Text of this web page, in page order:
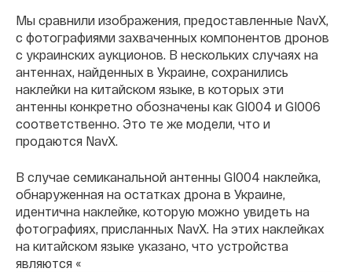
Мы сравнили изображения, предоставленные NavX,
с фотографиями захваченных компонентов дронов
с украинских аукционов. В нескольких случаях на
антеннах, найденных в Украине, сохранились
наклейки на китайском языке, в которых эти
антенны конкретно обозначены как GI004 и GI006
соответственно. Это те же модели, что и
продаются NavX.
В случае семиканальной антенны GI004 наклейка,
обнаруженная на остатках дрона в Украине,
идентична наклейке, которую можно увидеть на
фотографиях, присланных NavX. На этих наклейках
на китайском языке указано, что устройства
являются «